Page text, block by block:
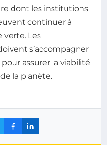
dont les institutions
continuer à
verte. Les
s’accompagner
assurer la viabilité
la planète.